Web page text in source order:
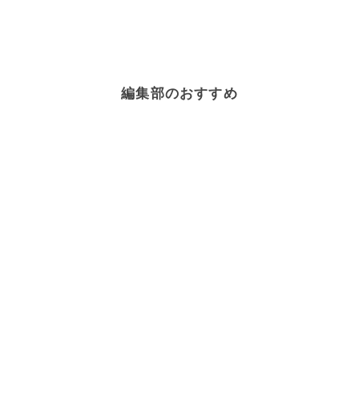
編集部のおすすめ